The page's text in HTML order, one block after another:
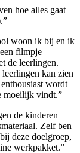
hoe alles gaat
woon ik bij en ik
filmpje
de leerlingen.
kan zien
wordt
moeilijk vindt.”
de kinderen
Zelf ben
deze doelgroep,
werkpakket.”